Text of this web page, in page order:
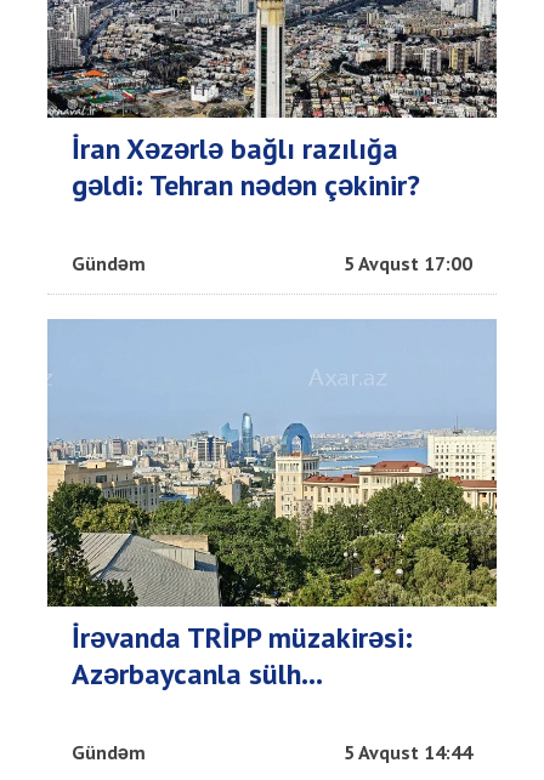
İran Xəzərlə bağlı razılığa
gəldi: Tehran nədən çəkinir?
Gündəm 5 Avqust 17:00
İrəvanda TRİPP müzakirəsi:
Azərbaycanla sülh...
Gündəm 5 Avqust 14:44